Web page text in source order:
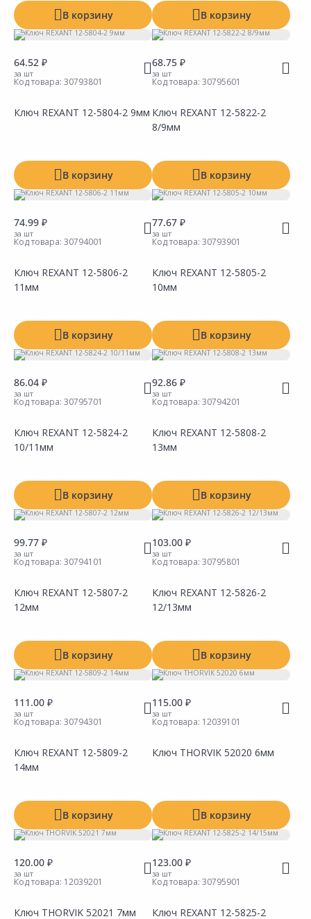
В корзину В корзину
64.52 ₽
за шт
Код товара: 30793801
Ключ REXANT 12-5804-2 9мм
В корзину
68.75 ₽
за шт
Код товара: 30795601
Ключ REXANT 12-5822-2
8/9мм
В корзину
74.99 ₽
за шт
Код товара: 30794001
Ключ REXANT 12-5806-2
11мм
В корзину
77.67 ₽
за шт
Код товара: 30793901
Ключ REXANT 12-5805-2
10мм
В корзину
86.04 ₽
за шт
Код товара: 30795701
Ключ REXANT 12-5824-2
10/11мм
В корзину
92.86 ₽
за шт
Код товара: 30794201
Ключ REXANT 12-5808-2
13мм
В корзину
99.77 ₽
за шт
Код товара: 30794101
Ключ REXANT 12-5807-2
12мм
В корзину
103.00 ₽
за шт
Код товара: 30795801
Ключ REXANT 12-5826-2
12/13мм
В корзину
111.00 ₽
за шт
Код товара: 30794301
Ключ REXANT 12-5809-2
14мм
В корзину
115.00 ₽
за шт
Код товара: 12039101
Ключ THORVIK 52020 6мм
В корзину
120.00 ₽
за шт
Код товара: 12039201
Ключ THORVIK 52021 7мм
123.00 ₽
за шт
Код товара: 30795901
Ключ REXANT 12-5825-2